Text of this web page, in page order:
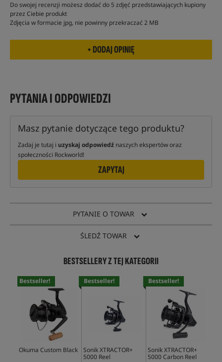
Do swojej recenzji możesz dodać do 5 zdjęć przedstawiających kupiony
przez Ciebie produkt
Zdjęcia w formacie jpg, nie powinny przekraczać 2 MB
PYTANIA I ODPOWIEDZI
Masz pytanie dotyczące tego produktu?
Zadaj je tutaj i uzyskaj odpowiedź naszych ekspertów oraz
społeczności Rockworld!
ZAPYTAJ
PYTANIE O TOWAR
ŚLEDŹ TOWAR
BESTSELLERY Z TEJ KATEGORII
Bestseller!
Okuma Custom Black
Bestseller!
Sonik XTRACTOR+
5000 Reel
Bestseller!
Sonik XTRACTOR+
5000 Carbon Reel